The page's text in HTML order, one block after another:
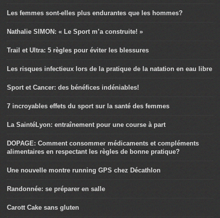
Les femmes sont-elles plus endurantes que les hommes?
Nathalie SIMON: « Le Sport m’a construite! »
Trail et Ultra: 5 règles pour éviter les blessures
Les risques infectieux lors de la pratique de la natation en eau libre
Sport et Cancer: des bénéfices indéniables!
7 incroyables effets du sport sur la santé des femmes
La SaintéLyon: entraînement pour une course à part
DOPAGE: Comment consommer médicaments et compléments
alimentaires en respectant les règles de bonne pratique?
Une nouvelle montre running GPS chez Décathlon
Randonnée: se préparer en salle
Carott Cake sans gluten